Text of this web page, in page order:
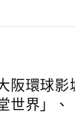
阪環球影
世界」、